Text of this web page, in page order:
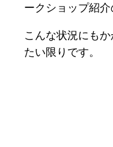
ークショップ紹
こんな状況にも
たい限りです。